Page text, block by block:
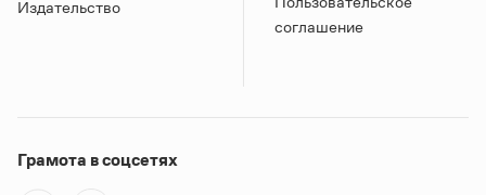
Издательство
соглашение
Грамота в соцсетях